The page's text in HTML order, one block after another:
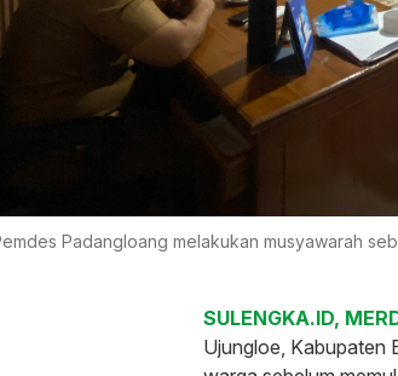
Padangloang melakukan musyawarah
SULENGKA.ID,
Ujungloe, Kabupaten